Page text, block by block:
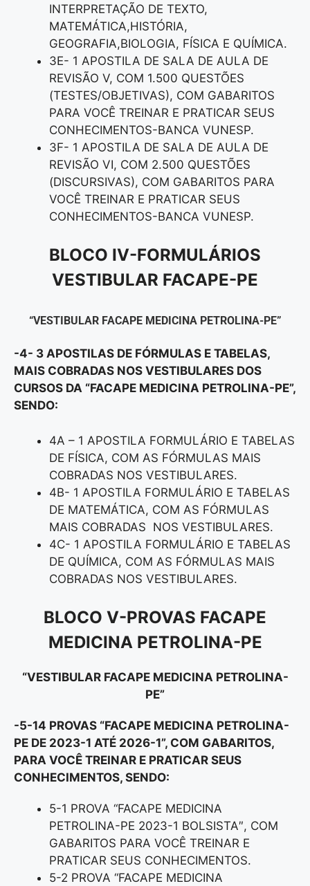
INTERPRETAÇÃO DE TEXTO,
MATEMÁTICA,HISTÓRIA,
GEOGRAFIA,BIOLOGIA, FÍSICA E QUÍMICA.
3E- 1 APOSTILA DE SALA DE AULA DE
REVISÃO V, COM 1.500 QUESTÕES
(TESTES/OBJETIVAS), COM GABARITOS
PARA VOCÊ TREINAR E PRATICAR SEUS
CONHECIMENTOS-BANCA VUNESP.
3F- 1 APOSTILA DE SALA DE AULA DE
REVISÃO VI, COM 2.500 QUESTÕES
(DISCURSIVAS), COM GABARITOS PARA
VOCÊ TREINAR E PRATICAR SEUS
CONHECIMENTOS-BANCA VUNESP.
BLOCO IV-FORMULÁRIOS
VESTIBULAR FACAPE-PE
“VESTIBULAR FACAPE MEDICINA PETROLINA-PE”
-4- 3 APOSTILAS DE FÓRMULAS E TABELAS,
MAIS COBRADAS NOS VESTIBULARES DOS
CURSOS DA “FACAPE MEDICINA PETROLINA-PE”,
SENDO:
4A – 1 APOSTILA FORMULÁRIO E TABELAS
DE FÍSICA, COM AS FÓRMULAS MAIS
COBRADAS NOS VESTIBULARES.
4B- 1 APOSTILA FORMULÁRIO E TABELAS
DE MATEMÁTICA, COM AS FÓRMULAS
MAIS COBRADAS NOS VESTIBULARES.
4C- 1 APOSTILA FORMULÁRIO E TABELAS
DE QUÍMICA, COM AS FÓRMULAS MAIS
COBRADAS NOS VESTIBULARES.
BLOCO V-PROVAS FACAPE
MEDICINA PETROLINA-PE
“VESTIBULAR FACAPE MEDICINA PETROLINA-
PE”
-5-14 PROVAS “FACAPE MEDICINA PETROLINA-
PE DE 2023-1 ATÉ 2026-1”, COM GABARITOS,
PARA VOCÊ TREINAR E PRATICAR SEUS
CONHECIMENTOS, SENDO:
5-1 PROVA “FACAPE MEDICINA
PETROLINA-PE 2023-1 BOLSISTA″, COM
GABARITOS PARA VOCÊ TREINAR E
PRATICAR SEUS CONHECIMENTOS.
5-2 PROVA “FACAPE MEDICINA